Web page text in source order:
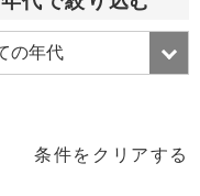
条件をクリアする